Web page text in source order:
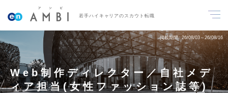
若手ハイキャリアのスカウト転職
掲載期間 26/08/03～26/08/16
Web制作ディレクター／自社メデ
ィア担当(女性ファッション誌等)